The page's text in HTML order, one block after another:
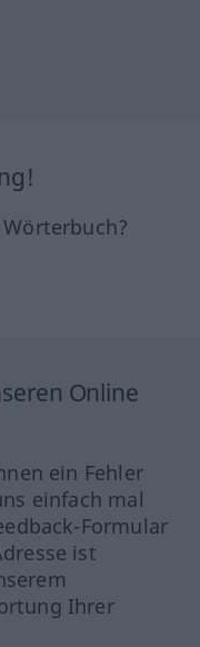
Online
ein Fehler
einfach mal
Formular
ist
Ihrer